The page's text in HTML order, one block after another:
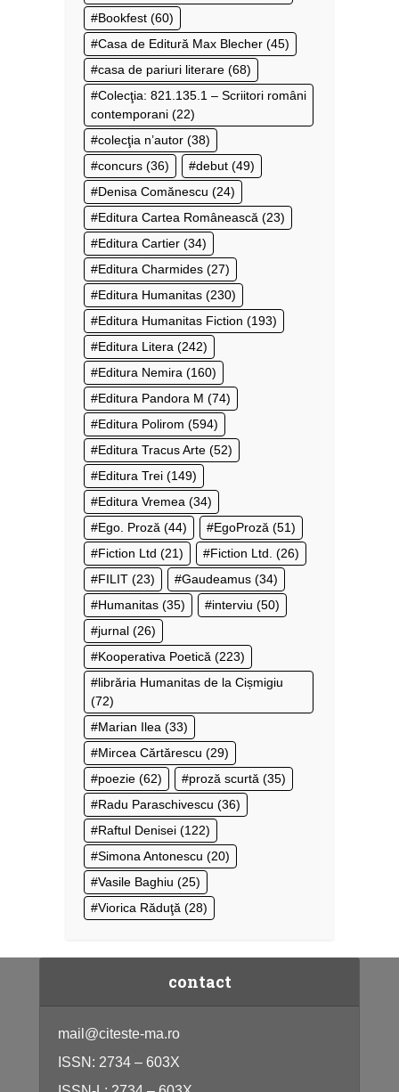
Bookfest (60)
Casa de Editură Max Blecher (45)
casa de pariuri literare (68)
Colecţia: 821.135.1 – Scriitori români
contemporani (22)
colecţia n’autor (38)
concurs (36) debut (49)
Denisa Comănescu (24)
Editura Cartea Românească (23)
Editura Cartier (34)
Editura Charmides (27)
Editura Humanitas (230)
Editura Humanitas Fiction (193)
Editura Litera (242)
Editura Nemira (160)
Editura Pandora M (74)
Editura Polirom (594)
Editura Tracus Arte (52)
Editura Trei (149)
Editura Vremea (34)
Ego. Proză (44) EgoProză (51)
Fiction Ltd (21) Fiction Ltd. (26)
FILIT (23) Gaudeamus (34)
Humanitas (35) interviu (50)
jurnal (26)
Kooperativa Poetică (223)
librăria Humanitas de la Cișmigiu
(72)
Marian Ilea (33)
Mircea Cărtărescu (29)
poezie (62) proză scurtă (35)
Radu Paraschivescu (36)
Raftul Denisei (122)
Simona Antonescu (20)
Vasile Baghiu (25)
Viorica Răduţă (28)
contact
mail@citeste-ma.ro
ISSN: 2734 – 603X